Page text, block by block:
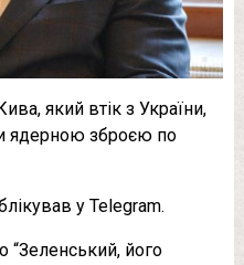
який втік з України,
ядерною зброєю по
у Telegram.
“Зеленський, його